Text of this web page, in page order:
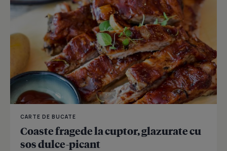
CARTE DE BUCATE
Coaste fragede la cuptor, glazurate cu
sos dulce-picant